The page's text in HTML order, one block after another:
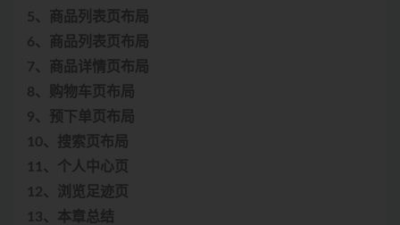
5、商品列表页布局
6、商品列表页布局
7、商品详情页布局
8、购物车页布局
9、预下单页布局
10、搜索页布局
11、个人中心页
12、浏览足迹页
13、本章总结